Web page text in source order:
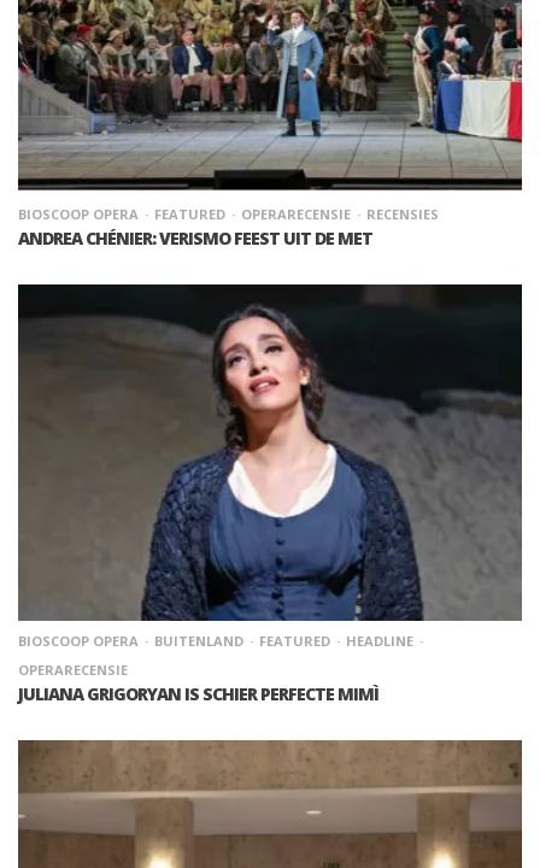
BIOSCOOP OPERA FEATURED OPERARECENSIE RECENSIES
ANDREA CHÉNIER: VERISMO FEEST UIT DE MET
BIOSCOOP OPERA BUITENLAND FEATURED
HEADLINE
OPERARECENSIE
JULIANA GRIGORYAN IS SCHIER PERFECTE MIMÌ